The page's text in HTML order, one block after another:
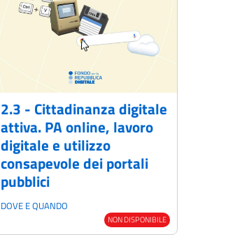
2.3 - Cittadinanza digitale
attiva. PA online, lavoro
digitale e utilizzo
consapevole dei portali
pubblici
DOVE E QUANDO
NON DISPONIBILE